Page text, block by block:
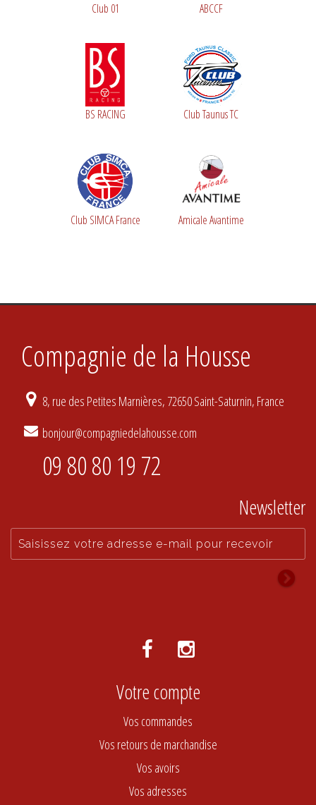
Club 01 ABCCF
BS RACING Club Taunus TC
Club SIMCA France Amicale Avantime
Compagnie de la Housse
8, rue des Petites Marnières, 72650 Saint-Saturnin, France
bonjour@compagniedelahousse.com
09 80 80 19 72
Newsletter
Votre compte
Vos commandes
Vos retours de marchandise
Vos avoirs
Vos adresses